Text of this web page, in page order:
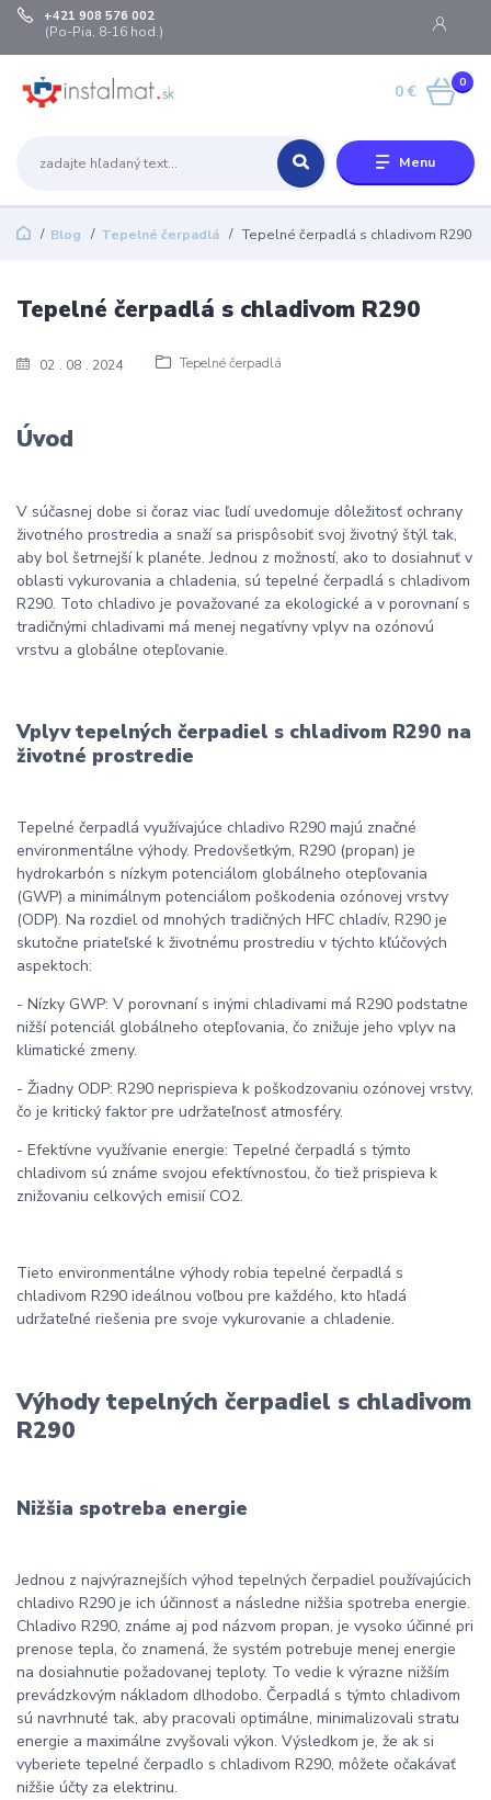
Menu
+421 908 576 002
(Po-Pia, 8-16 hod.)
0
0 €
Blog Tepelné čerpadlá Tepelné čerpadlá s chladivom R290
02 08 2024 Tepelné čerpadlá
Tepelné čerpadlá s chladivom R290
Úvod
V súčasnej dobe si čoraz viac ľudí uvedomuje dôležitosť ochrany
životného prostredia a snaží sa prispôsobiť svoj životný štýl tak,
aby bol šetrnejší k planéte. Jednou z možností, ako to dosiahnuť v
oblasti vykurovania a chladenia, sú tepelné čerpadlá s chladivom
R290. Toto chladivo je považované za ekologické a v porovnaní s
tradičnými chladivami má menej negatívny vplyv na ozónovú
vrstvu a globálne otepľovanie.
Vplyv tepelných čerpadiel s chladivom R290 na
životné prostredie
Tepelné čerpadlá využívajúce chladivo R290 majú značné
environmentálne výhody. Predovšetkým, R290 (propan) je
hydrokarbón s nízkym potenciálom globálneho otepľovania
(GWP) a minimálnym potenciálom poškodenia ozónovej vrstvy
(ODP). Na rozdiel od mnohých tradičných HFC chladív, R290 je
skutočne priateľské k životnému prostrediu v týchto kľúčových
aspektoch:
- Nízky GWP: V porovnaní s inými chladivami má R290 podstatne
nižší potenciál globálneho otepľovania, čo znižuje jeho vplyv na
klimatické zmeny.
- Žiadny ODP: R290 neprispieva k poškodzovaniu ozónovej vrstvy,
čo je kritický faktor pre udržateľnosť atmosféry.
- Efektívne využívanie energie: Tepelné čerpadlá s týmto
chladivom sú známe svojou efektívnosťou, čo tiež prispieva k
znižovaniu celkových emisií CO2.
Tieto environmentálne výhody robia tepelné čerpadlá s
chladivom R290 ideálnou voľbou pre každého, kto hľadá
udržateľné riešenia pre svoje vykurovanie a chladenie.
Výhody tepelných čerpadiel s chladivom
R290
Nižšia spotreba energie
Jednou z najvýraznejších výhod tepelných čerpadiel používajúcich
chladivo R290 je ich účinnosť a následne nižšia spotreba energie.
Chladivo R290, známe aj pod názvom propan, je vysoko účinné pri
prenose tepla, čo znamená, že systém potrebuje menej energie
na dosiahnutie požadovanej teploty. To vedie k výrazne nižším
prevádzkovým nákladom dlhodobo. Čerpadlá s týmto chladivom
sú navrhnuté tak, aby pracovali optimálne, minimalizovali stratu
energie a maximálne zvyšovali výkon. Výsledkom je, že ak si
vyberiete tepelné čerpadlo s chladivom R290, môžete očakávať
nižšie účty za elektrinu.